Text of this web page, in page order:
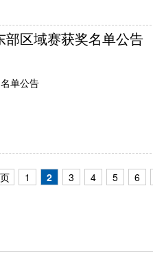
区域赛获奖名单公告
单公告
1 2 3 4 5 6